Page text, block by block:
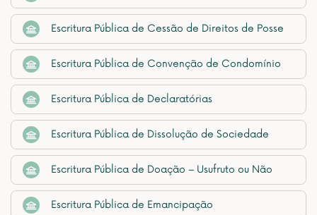
Escritura Pública de Cessão de Direitos de Posse
Escritura Pública de Convenção de Condomínio
Escritura Pública de Declaratórias
Escritura Pública de Dissolução de Sociedade
Escritura Pública de Doação – Usufruto ou Não
Escritura Pública de Emancipação